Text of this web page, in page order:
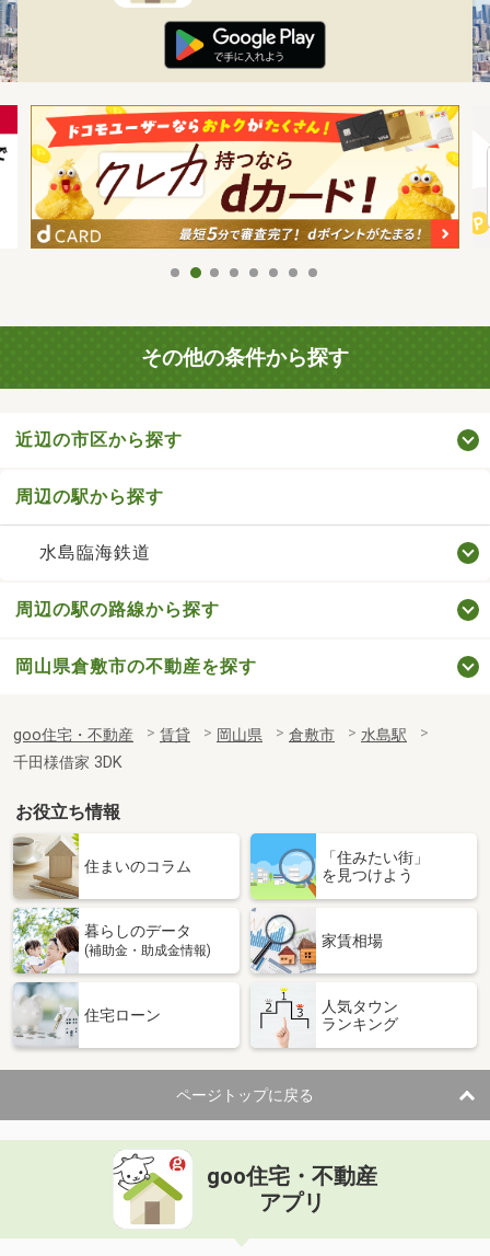
その他の条件から探す
近辺の市区から探す
周辺の駅から探す
水島臨海鉄道
周辺の駅の路線から探す
岡山県倉敷市の不動産を探す
goo住宅・不動産 賃貸 岡山県 倉敷市
水島駅
千田様借家 3DK
お役立ち情報
住まいのコラム
「住みたい街」
を見つけよう
暮らしのデータ
(補助金・助成金情報)
家賃相場
住宅ローン
人気タウン
ランキング
ページトップに戻る
goo住宅・不動産
アプリ